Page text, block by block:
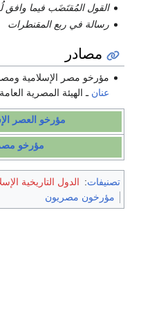
القول المُقتَضَب فيما
رسالة في ربع المقنطرات
مصادر
مؤرخو مصر الإسلامية
عنان ـ الهيئة المصرية العامة للكتاب
مؤرخو العصر
مؤرخو
تصنيفات: الدول التاريخية
مؤرخون مصريون